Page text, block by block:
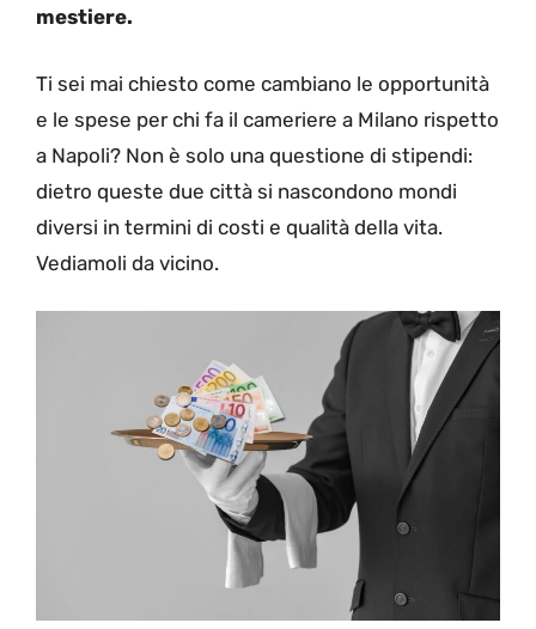
mestiere.
Ti sei mai chiesto come cambiano le opportunità
e le spese per chi fa il cameriere a Milano rispetto
a Napoli? Non è solo una questione di stipendi:
dietro queste due città si nascondono mondi
diversi in termini di costi e qualità della vita.
Vediamoli da vicino.